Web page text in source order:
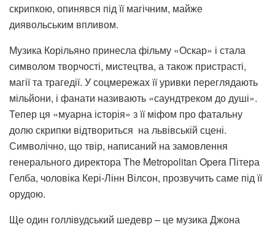
скрипкою, опинявся під її магічним, майже
диявольським впливом.
Музика Корільяно принесла фільму «Оскар» і стала
символом творчості, мистецтва, а також пристрасті,
магії та трагедії. У соцмережах її уривки переглядають
мільйони, і фанати називають «саундтреком до душі».
Тепер ця «муарна історія» з її міфом про фатальну
долю скрипки відтвориться на львівській сцені.
Символічно, що твір, написаний на замовлення
генерального директора The Metropolitan Opera Пітера
Гелба, чоловіка Кері-Лінн Вілсон, прозвучить саме під її
орудою.
Ще один голлівудський шедевр – це музика Джона